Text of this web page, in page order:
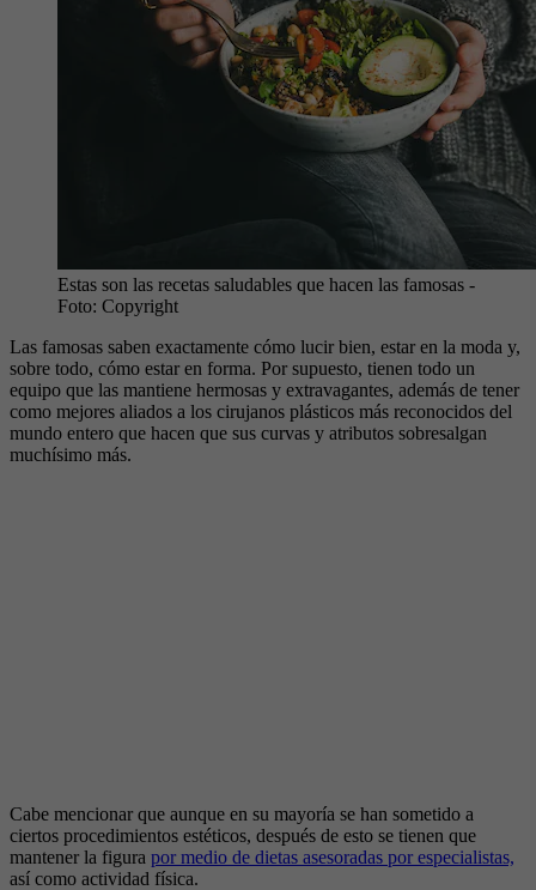
Estas son las recetas saludables que hacen las famosas -
Foto: Copyright
Las famosas saben exactamente cómo lucir bien, estar en la moda y,
sobre todo, cómo estar en forma. Por supuesto, tienen todo un
equipo que las mantiene hermosas y extravagantes, además de tener
como mejores aliados a los cirujanos plásticos más reconocidos del
mundo entero que hacen que sus curvas y atributos sobresalgan
muchísimo más.
Cabe mencionar que aunque en su mayoría se han sometido a
ciertos procedimientos estéticos, después de esto se tienen que
mantener la figura por medio de dietas asesoradas por especialistas,
así como actividad física.